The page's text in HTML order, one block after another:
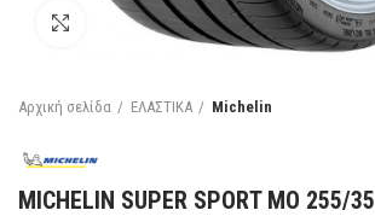
Κάντε κλικ για μεγέθυνση
Αρχική σελίδα ΕΛΑΣΤΙΚΑ Michelin
MICHELIN SUPER SPORT MO 255/